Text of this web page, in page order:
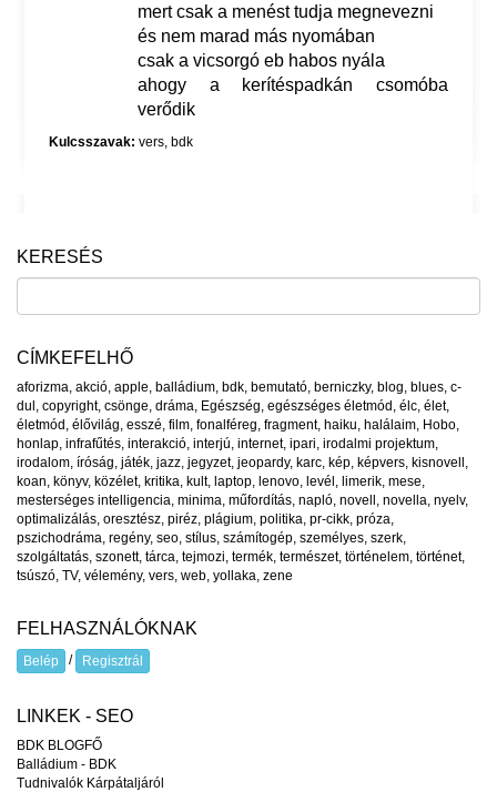
mert csak a menést tudja megnevezni
és nem marad más nyomában
csak a vicsorgó eb habos nyála
ahogy a kerítéspadkán csomóba
verődik
Kulcsszavak: vers bdk
KERESÉS
CÍMKEFELHŐ
aforizma akció apple balládium bdk bemutató berniczky, blog blues c-
dul copyright, csönge dráma Egészség egészséges életmód élc élet,
életmód élővilág esszé film fonalféreg fragment, haiku halálaim Hobo
honlap infrafűtés interakció interjú internet, ipari irodalmi projektum
irodalom íróság játék jazz jegyzet, jeopardy, karc kép képvers kisnovell
koan könyv, közélet, kritika kult, laptop lenovo levél limerik mese
mesterséges intelligencia minima műfordítás napló novell novella nyelv,
optimalizálás oresztész piréz plágium politika pr-cikk próza
pszichodráma regény, seo stílus számítogép személyes szerk
szolgáltatás szonett, tárca tejmozi termék természet, történelem történet,
tsúszó TV, vélemény, vers web yollaka zene
FELHASZNÁLÓKNAK
Belép / Regisztrál
LINKEK - SEO
BDK BLOGFŐ
Balládium - BDK
Tudnivalók Kárpátaljáról